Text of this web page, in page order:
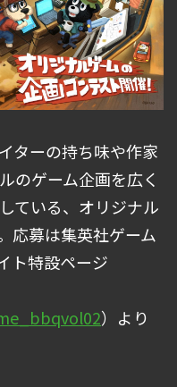
ターの持ち味や作家
のゲーム企画を広く
ている、オリジナル
応募は集英社ゲーム
ト特設ページ
）より